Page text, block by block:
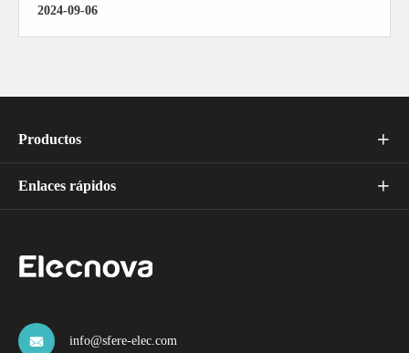
2024-09-06
Productos 
Enlaces rápidos 
 info@sfere-elec.com